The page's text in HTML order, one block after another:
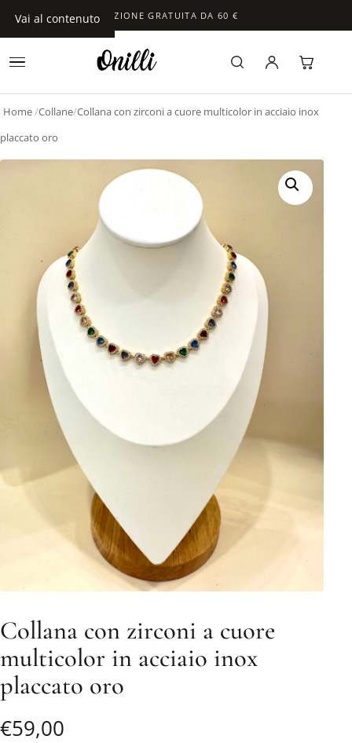
Vai al contenutoSPEDIZIONE GRATUITA DA 60 €
Home /Collane/Collana con zirconi a cuore multicolor in acciaio inox
placcato oro
Collana con zirconi a cuore
multicolor in acciaio inox
placcato oro
€59,00